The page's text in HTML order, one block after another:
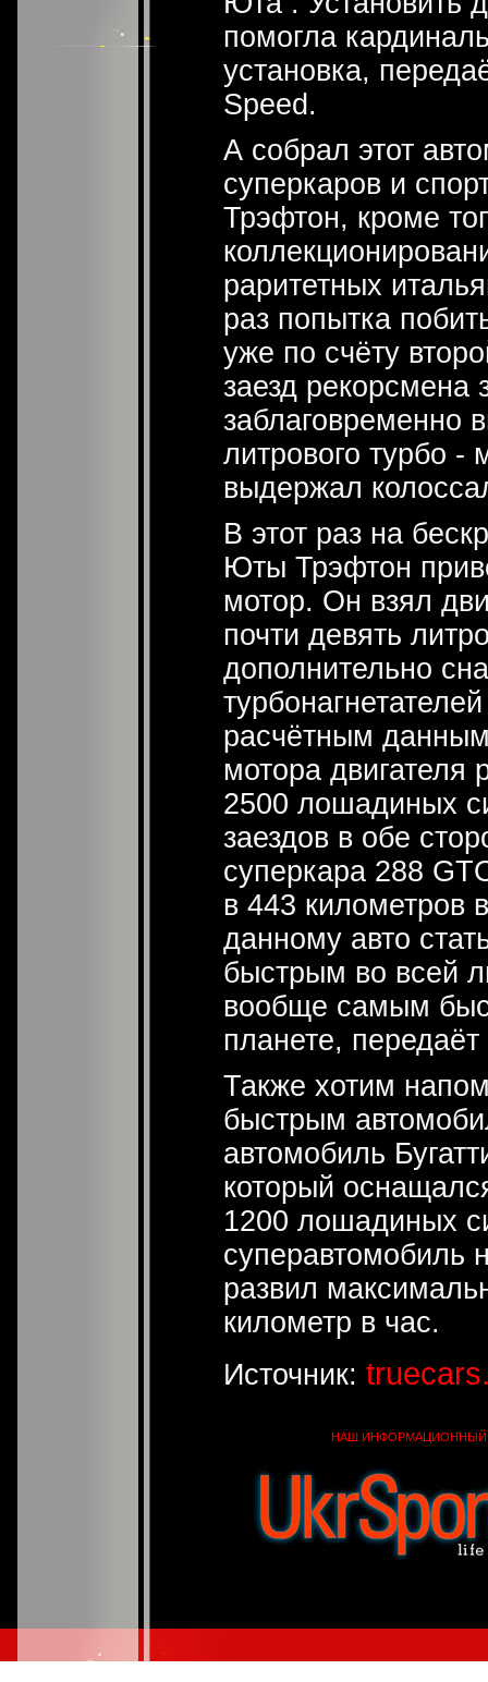
помогла
установка,
Speed.
А собрал этот
суперкаров и
Трэфтон, кроме
раритетных
раз попытка
уже по счёту
заезд рекорсмена
заблаговременно
литрового турбо -
выдержал
В этот раз на
Юты Трэфтон
мотор. Он взял
почти девять
дополнительно
расчётным
мотора двигателя
2500 лошадиных
заездов в обе
суперкара 288
в 443 километров
данному авто
быстрым во всей
вообще самым
планете,
Также хотим
быстрым
автомобиль
который
1200 лошадиных
суперавтомобиль
развил
километр в час.
Источник:
НАШ ИНФОРМАЦИОННЫЙ